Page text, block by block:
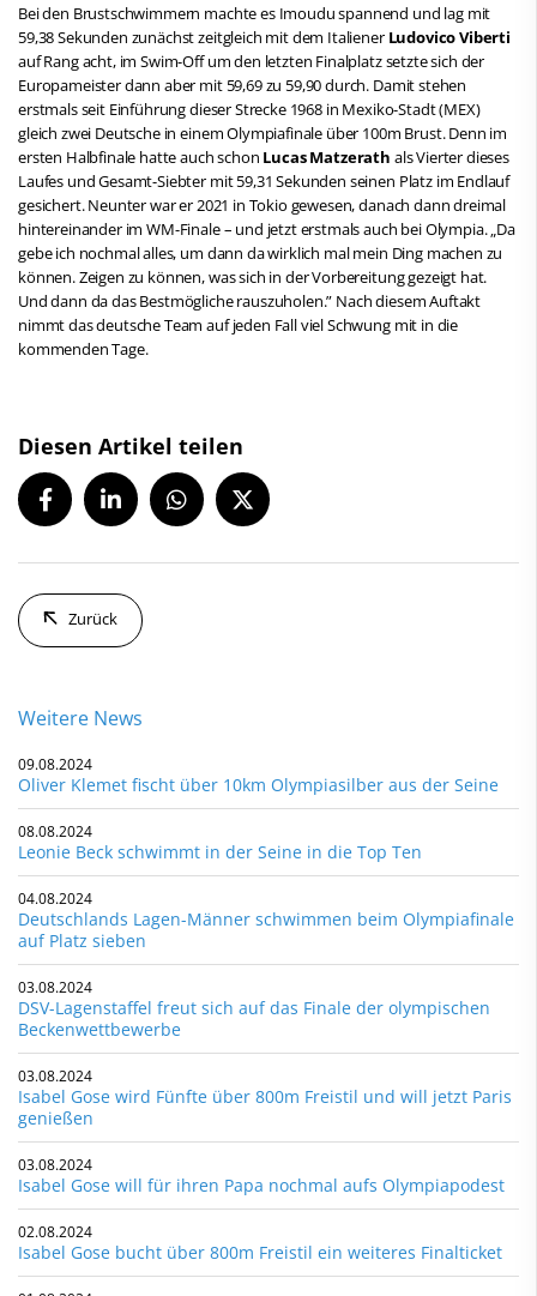
Bei den Brustschwimmern machte es Imoudu spannend und lag mit
59,38 Sekunden zunächst zeitgleich mit dem Italiener Ludovico Viberti
auf Rang acht, im Swim-Off um den letzten Finalplatz setzte sich der
Europameister dann aber mit 59,69 zu 59,90 durch. Damit stehen
erstmals seit Einführung dieser Strecke 1968 in Mexiko-Stadt (MEX)
gleich zwei Deutsche in einem Olympiafinale über 100m Brust. Denn im
ersten Halbfinale hatte auch schon Lucas Matzerath als Vierter dieses
Laufes und Gesamt-Siebter mit 59,31 Sekunden seinen Platz im Endlauf
gesichert. Neunter war er 2021 in Tokio gewesen, danach dann dreimal
hintereinander im WM-Finale – und jetzt erstmals auch bei Olympia. „Da
gebe ich nochmal alles, um dann da wirklich mal mein Ding machen zu
können. Zeigen zu können, was sich in der Vorbereitung gezeigt hat.
Und dann da das Bestmögliche rauszuholen.” Nach diesem Auftakt
nimmt das deutsche Team auf jeden Fall viel Schwung mit in die
kommenden Tage.
Diesen Artikel teilen
Zurück
Weitere News
09.08.2024
Oliver Klemet fischt über 10km Olympiasilber aus der Seine
08.08.2024
Leonie Beck schwimmt in der Seine in die Top Ten
04.08.2024
Deutschlands Lagen-Männer schwimmen beim Olympiafinale
auf Platz sieben
03.08.2024
DSV-Lagenstaffel freut sich auf das Finale der olympischen
Beckenwettbewerbe
03.08.2024
Isabel Gose wird Fünfte über 800m Freistil und will jetzt Paris
genießen
03.08.2024
Isabel Gose will für ihren Papa nochmal aufs Olympiapodest
02.08.2024
Isabel Gose bucht über 800m Freistil ein weiteres Finalticket